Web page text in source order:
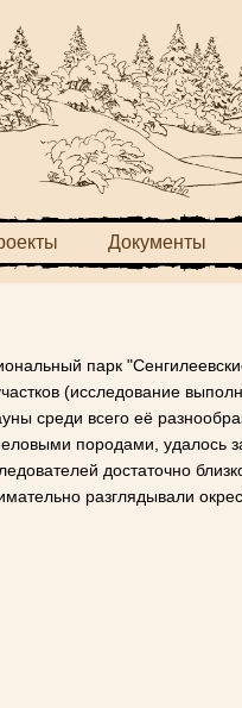
Документы
парк
(исследование
среди всего её
породами, удалось
достаточно
разглядывали